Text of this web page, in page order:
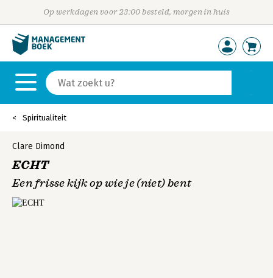
Op werkdagen voor 23:00 besteld, morgen in huis
Spiritualiteit
Clare Dimond
ECHT
Een frisse kijk op wie je (niet) bent